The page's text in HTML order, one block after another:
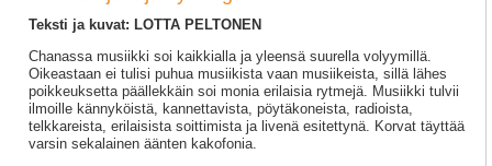
Teksti ja kuvat: LOTTA PELTONEN
Chanassa musiikki soi kaikkialla ja yleensä suurella volyymillä.
Oikeastaan ei tulisi puhua musiikista vaan musiikeista, sillä lähes
poikkeuksetta päällekkäin soi monia erilaisia rytmejä. Musiikki tulvii
ilmoille kännyköistä, kannettavista, pöytäkoneista, radioista,
telkkareista, erilaisista soittimista ja livenä esitettynä. Korvat täyttää
varsin sekalainen äänten kakofonia.